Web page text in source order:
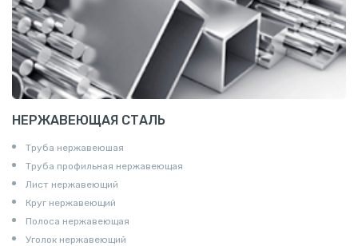
НЕРЖАВЕЮЩАЯ СТАЛЬ
Труба нержавеюшая
Труба профильная нержавеющая
Лист нержавеющий
Круг нержавеющий
Полоса нержавеющая
Уголок нержавеющий